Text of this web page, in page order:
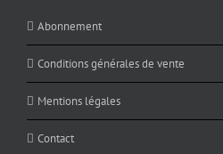
Abonnement
Conditions générales de vente
Mentions légales
Contact